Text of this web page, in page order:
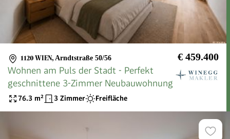
1120 WIEN, Arndtstraße 50/56 € 459.400
Wohnen am Puls der Stadt - Perfekt
geschnittene 3-Zimmer Neubauwohnung
76.3 m² 3 Zimmer Freifläche